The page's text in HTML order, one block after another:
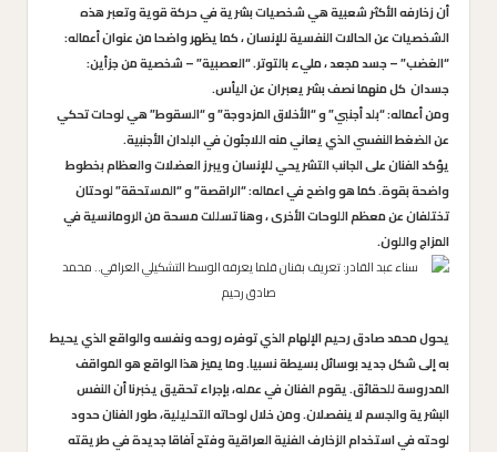
أن زخارفه الأكثر شعبية هي شخصيات بشرية في حركة قوية وتعبر هذه
الشخصيات عن الحالات النفسية للإنسان ، كما يظهر واضحا من عنوان أعماله:
“الغضب” – جسد مجعد ، مليء بالتوتر. “العصبية” – شخصية من جزأين:
جسدان كل منهما نصف بشر يعبران عن اليأس.
ومن أعماله: “بلد أجنبي” و “الأخلاق المزدوجة” و “السقوط” هي لوحات تحكي
عن الضغط النفسي الذي يعاني منه اللاجئون في البلدان الأجنبية.
يؤكد الفنان على الجانب التشريحي للإنسان ويبرز العضلات والعظام بخطوط
واضحة بقوة. كما هو واضح في اعماله: “الراقصة” و “المستحقة” لوحتان
تختلفان عن معظم اللوحات الأخرى ، وهنا تسللت مسحة من الرومانسية في
المزاج واللون.
يحول محمد صادق رحيم الإلهام الذي توفره روحه ونفسه والواقع الذي يحيط
به إلى شكل جديد بوسائل بسيطة نسبيا. وما يميز هذا الواقع هو المواقف
المدروسة للحقائق. يقوم الفنان في عمله، بإجراء تحقيق يخبرنا أن النفس
البشرية والجسم لا ينفصلان. ومن خلال لوحاته التحليلية، طور الفنان حدود
لوحته في استخدام الزخارف الفنية العراقية وفتح آفاقا جديدة في طريقته